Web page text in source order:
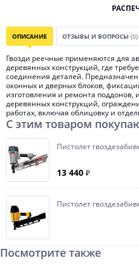
ОПИСАНИЕ ОТЗЫВЫ И ВОПРОСЫ (0)
Гвозди реечные применяются для
деревянных конструкций, где
соединения деталей.
оконных и дверных блоков,
изготовления и ремонта поддонов,
деревянных конструкций,
работах, включая облицовку и
С этим товаром
Пистолет
13 440 ₽
Пистолет
Посмотрите также